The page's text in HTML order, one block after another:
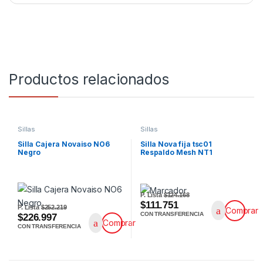
Productos relacionados
Sillas
Silla Cajera Novaiso NO6
Negro
P. Lista$252.219
$226.997
CON TRANSFERENCIA Comprar
Sillas
Silla Nova fija tsc01
Respaldo Mesh NT1
P. Lista$124.168
$111.751
CON TRANSFERENCIA Comprar